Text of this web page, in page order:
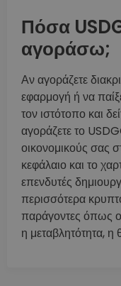
Πόσα
αγοράσω;
Αν αγοράζετε
εφαρμογή ή να
τον ιστότοπο και
αγοράζετε το
οικονομικούς σας
κεφάλαιο και το
επενδυτές
περισσότερα
παράγοντες όπως
η μεταβλητότητα, η